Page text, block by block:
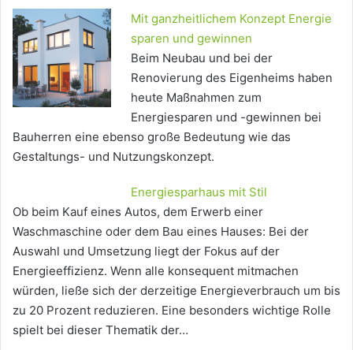
Mit ganzheitlichem Konzept Energie
sparen und gewinnen
Beim Neubau und bei der
Renovierung des Eigenheims haben
heute Maßnahmen zum
Energiesparen und -gewinnen bei
Bauherren eine ebenso große Bedeutung wie das
Gestaltungs- und Nutzungskonzept.
Energiesparhaus mit Stil
Ob beim Kauf eines Autos, dem Erwerb einer
Waschmaschine oder dem Bau eines Hauses: Bei der
Auswahl und Umsetzung liegt der Fokus auf der
Energieeffizienz. Wenn alle konsequent mitmachen
würden, ließe sich der derzeitige Energieverbrauch um bis
zu 20 Prozent reduzieren. Eine besonders wichtige Rolle
spielt bei dieser Thematik der…